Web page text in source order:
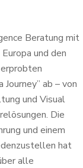
Beratung mit
und den
ab – von
und Visual
Die
und einem
hat
alle